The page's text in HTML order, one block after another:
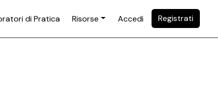
di Pratica Risorse Accedi Registrati